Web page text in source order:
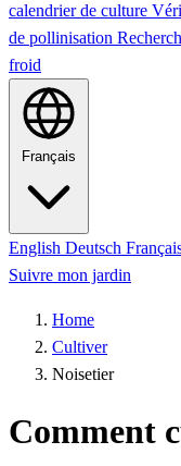
calendrier de culture
de pollinisation
froid
Français
English Deutsch
Suivre mon jardin
Home
Cultiver
Noisetier
Comment